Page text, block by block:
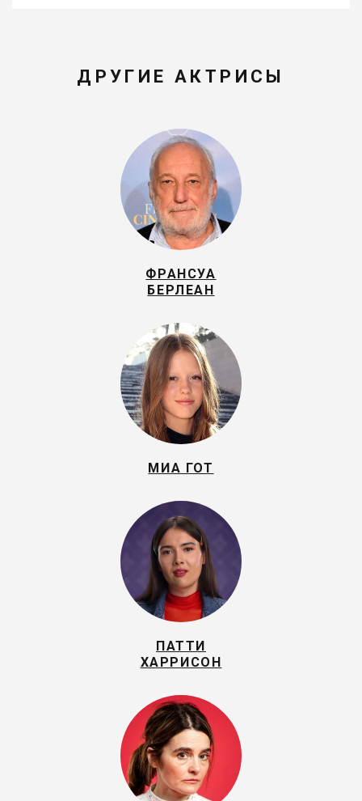
ДРУГИЕ АКТРИСЫ
ФРАНСУА
БЕРЛЕАН
МИА ГОТ
ПАТТИ
ХАРРИСОН